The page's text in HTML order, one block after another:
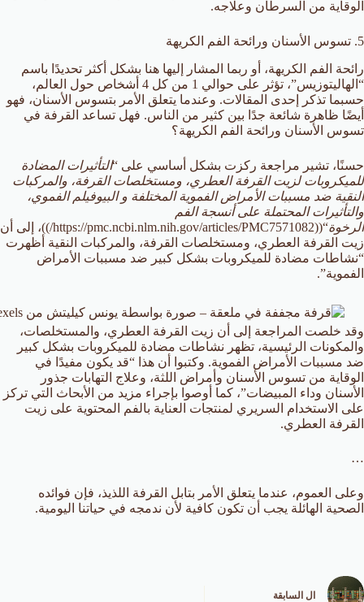
الوقاية من السرطان وعلاجه.
5. تسوس الأسنان ورائحة الفم الكريهة
رائحة الفم الكريهة، أو ربما المشار إليها هنا بشكل أكثر تحديدًا باسم
“الهاليتوزيس”، تؤثر على حوالي 1 من كل 4 أشخاص حول العالم،
حسبما تذكر إحدى المقالات. وعندما يتعلق الأمر بتسوس الأسنان، فهو
أيضًا ظاهرة شائعة جدًا بين كثير من الناس. فهل تساعد القرفة في
تسوس الأسنان ورائحة الفم الكريهة؟
حسنًا، تشير مراجعة ركزت بشكل أساسي على “التأثيرات المضادة
للميكروبات لزيت القرفة العطري، ومستخلصات القرفة، والمركبات
النقية ضد مسببات الأمراض الفموية المختلفة و البيوفيلم الفموي،
والتأثيرات المحتملة على أنسجة الفم
الرخوة
“((https://pmc.ncbi.nlm.nih.gov/articles/PMC7571082/))، إلى أن
زيت القرفة العطري، ومستخلصات القرفة، والمركبات النقية أظهرت
“نشاطات مضادة للميكروبات بشكل كبير ضد مسببات الأمراض
الفموية”.
وقد خلصت المراجعة إلى أن زيت القرفة العطري، والمستخلصات،
والمكونات الرئيسية، تظهر نشاطات مضادة للميكروبات بشكل كبير
ضد مسببات الأمراض الفموية. وكتبوا أن هذا “قد يكون مفيدًا في
الوقاية من تسوس الأسنان وأمراض اللثة، وعلاج التهابات جذور
الأسنان وداء المبيضات”، كما أوصوا بإجراء مزيد من الأبحاث التي تركز
على الاستخدام السريري لمنتجات العناية بالفم المحتوية على زيت
القرفة العطري.
…
وعلى العموم، عندما يتعلق الأمر بتابل القرفة اللذيذ، فإن فوائده
الصحية الهائلة يجب أن تكون كافية لأن ندمجه في حياتنا اليومية.
ال السابقة